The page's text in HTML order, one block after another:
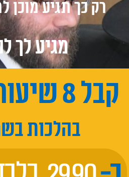
רק כך תגיע מוכן
מגיע לך
קבל8
בהלכות